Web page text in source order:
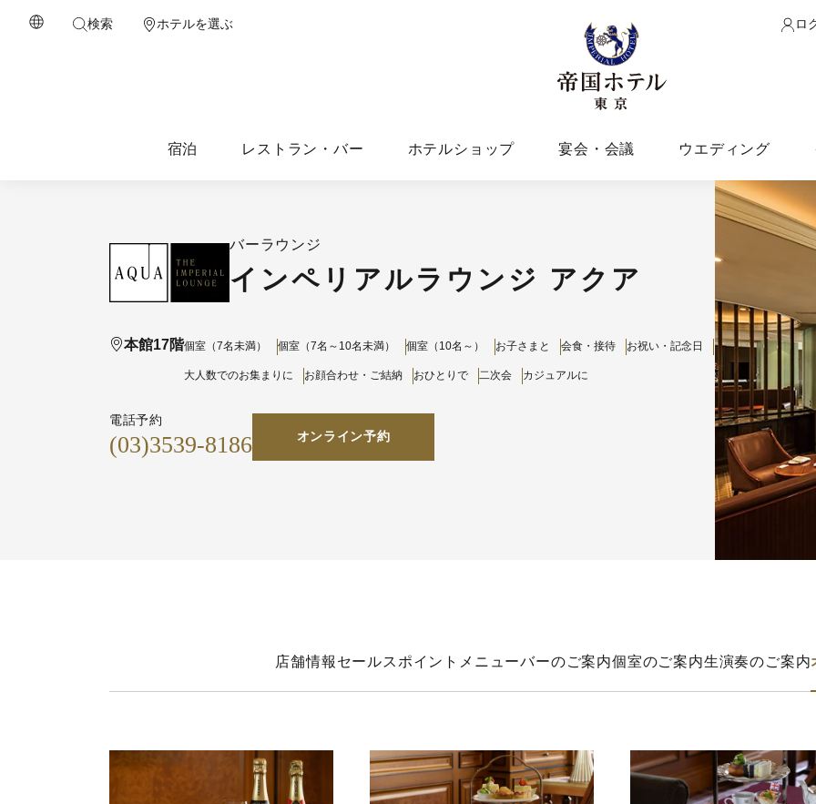
検索 ホテルを選ぶ ロ
宿泊 レストラン・バー ホテルショップ 宴会・会議 ウエディング
バーラウンジ
インペリアルラウンジ アクア
本館17階個室（7名未満） 個室（7名～10名未満） 個室（10名～） お子さまと 会食・接待 お祝い・記念日
大人数でのお集まりに お顔合わせ・ご結納 おひとりで 二次会 カジュアルに
電話予約
(03)3539-8186 オンライン予約
店舗情報 セールスポイント メニューバーのご案内個室のご案内生演奏のご案内